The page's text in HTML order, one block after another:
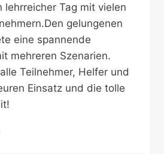
lehrreicher Tag mit vielen
gelungenen
eine spannende
mehreren Szenarien.
Teilnehmer, Helfer und
Einsatz und die tolle